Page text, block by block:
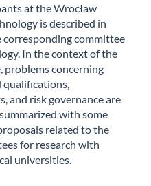
at the Wrocław
is described in
committee
In the context of the
concerning
and risk governance are
with some
related to the
for research with
universities.